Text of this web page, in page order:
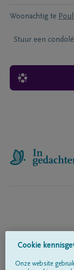
Woonachtig te
Stuur een
Cookie
Onze website